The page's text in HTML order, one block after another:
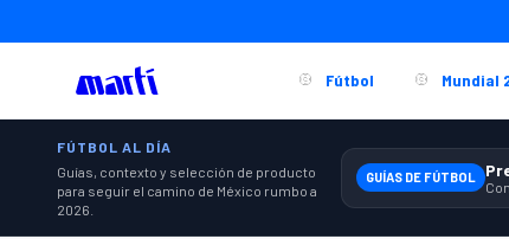
Fútbol Mundial
FÚTBOL AL DÍA
Guías, contexto y selección de producto
para seguir el camino de México rumbo a
2026.
GUÍAS DE FÚTBOL